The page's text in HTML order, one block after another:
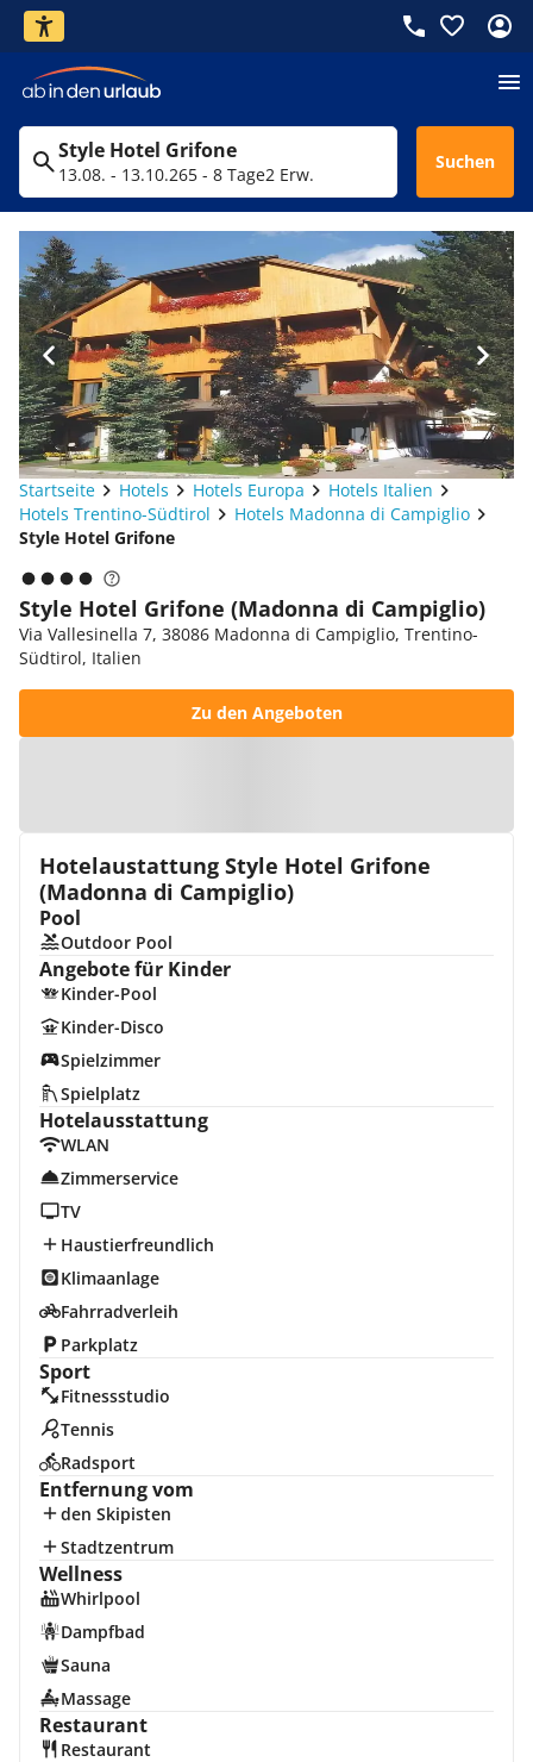
Style Hotel Grifone
13.08. - 13.10.265 - 8 Tage2 Erw.
Suchen
Startseite Hotels Hotels Europa
Hotels Italien
Hotels Trentino-Südtirol
Hotels Madonna di Campiglio
Style Hotel Grifone
Style Hotel Grifone (Madonna di Campiglio)
Via Vallesinella 7, 38086 Madonna di Campiglio, Trentino-
Südtirol, Italien
Zu den Angeboten
Hotelaustattung Style Hotel Grifone
(Madonna di Campiglio)
Pool
Outdoor Pool
Angebote für Kinder
Kinder-Pool
Kinder-Disco
Spielzimmer
Spielplatz
Hotelausstattung
WLAN
Zimmerservice
TV
Haustierfreundlich
Klimaanlage
Fahrradverleih
Parkplatz
Sport
Fitnessstudio
Tennis
Radsport
Entfernung vom
den Skipisten
Stadtzentrum
Wellness
Whirlpool
Dampfbad
Sauna
Massage
Restaurant
Restaurant